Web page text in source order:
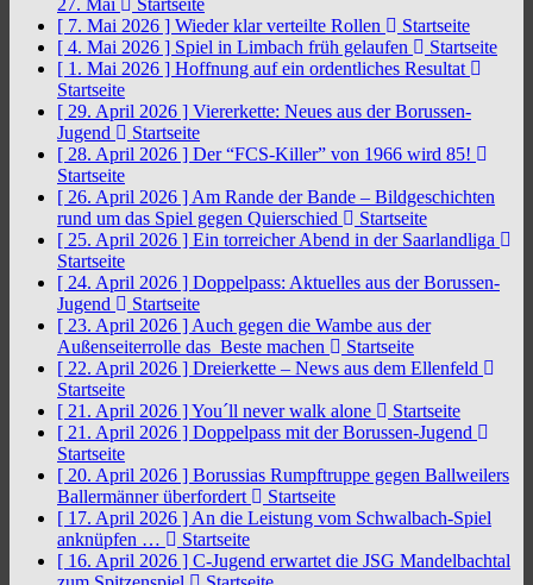
27. Mai
Startseite
[ 7. Mai 2026 ] Wieder klar verteilte Rollen
Startseite
[ 4. Mai 2026 ] Spiel in Limbach früh gelaufen
Startseite
[ 1. Mai 2026 ] Hoffnung auf ein ordentliches Resultat
Startseite
[ 29. April 2026 ] Viererkette: Neues aus der Borussen-
Jugend
Startseite
[ 28. April 2026 ] Der “FCS-Killer” von 1966 wird 85!
Startseite
[ 26. April 2026 ] Am Rande der Bande – Bildgeschichten
rund um das Spiel gegen Quierschied
Startseite
[ 25. April 2026 ] Ein torreicher Abend in der Saarlandliga
Startseite
[ 24. April 2026 ] Doppelpass: Aktuelles aus der Borussen-
Jugend
Startseite
[ 23. April 2026 ] Auch gegen die Wambe aus der
Außenseiterrolle das Beste machen
Startseite
[ 22. April 2026 ] Dreierkette – News aus dem Ellenfeld
Startseite
[ 21. April 2026 ]You´ll never walk alone
Startseite
[ 21. April 2026 ] Doppelpass mit der Borussen-Jugend
Startseite
[ 20. April 2026 ] Borussias Rumpftruppe gegen Ballweilers
Ballermänner überfordert
Startseite
[ 17. April 2026 ] An die Leistung vom Schwalbach-Spiel
anknüpfen …
Startseite
[ 16. April 2026 ] C-Jugend erwartet die JSG Mandelbachtal